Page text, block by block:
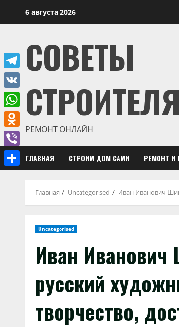
6 августа 2026
СОВЕТЫ
СТРОИТЕЛЯ
РЕМОНТ ОНЛАЙН
ГЛАВНАЯ СТРОИМ ДОМ САМИ РЕМОНТ И
Главная Uncategorised Иван Иванович
Uncategorised
Иван
русский
творчество,
Telegram
VK
WhatsApp
Odnoklassniki
Viber